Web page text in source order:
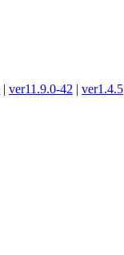
| ver11.9.0-42 | ver1.4.5